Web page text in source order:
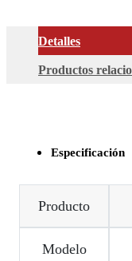
Detalles
Productos
Especificación
Producto
Modelo